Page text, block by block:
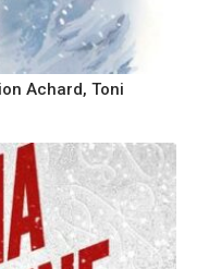
Achard, Toni